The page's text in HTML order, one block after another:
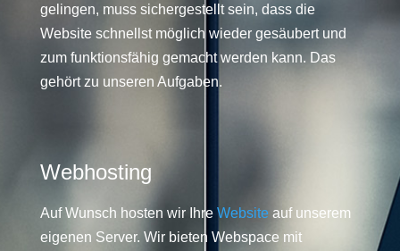
gelingen, muss sichergestellt sein, dass die
Website schnellst möglich wieder gesäubert und
zum funktionsfähig gemacht werden kann. Das
gehört zu unseren Aufgaben.
Webhosting
Auf Wunsch hosten wir Ihre Website auf unserem
eigenen Server. Wir bieten Webspace mit